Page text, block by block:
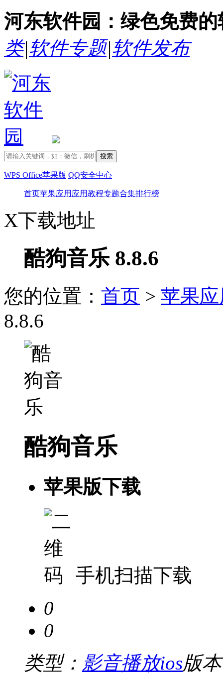
河东软件园：绿色免费
类|软件专题|软件发布
WPS Office苹果版 QQ安全中心
首页苹果应用 应用教程专题合集排行榜
X下载地址
酷狗音乐 8.8.6
您的位置： 首页 > 苹果
8.8.6
酷狗音乐
苹果版下载
手机扫描下载
0
0
类型： 影音播放ios版